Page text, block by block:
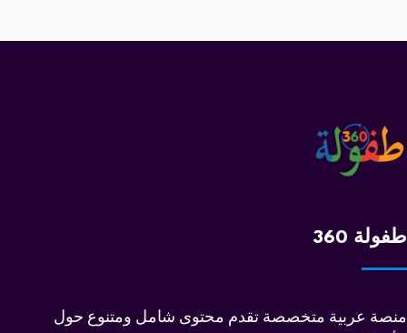
طفولة 360
منصة عربية متخصصة تقدم محتوى شامل ومتنوع حول